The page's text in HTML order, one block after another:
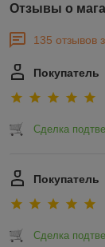
Отзывы о
135 отзывов
Покупатель
Сделка
Покупатель
Сделка